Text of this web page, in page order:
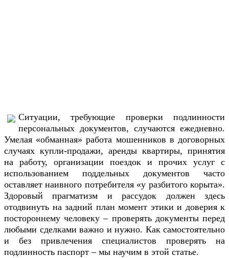
Ситуации, требующие проверки подлинности
персональных документов, случаются ежедневно.
Умелая «обманная» работа мошенников в договорных
случаях купли-продажи, аренды квартиры, принятия
на работу, организации поездок и прочих услуг с
использованием поддельных документов часто
оставляет наивного потребителя «у разбитого корыта».
Здоровый прагматизм и рассудок должен здесь
отодвинуть на задний план момент этики и доверия к
постороннему человеку – проверять документы перед
любыми сделками важно и нужно. Как самостоятельно
и без привлечения специалистов проверять на
подлинность паспорт – мы научим в этой статье.